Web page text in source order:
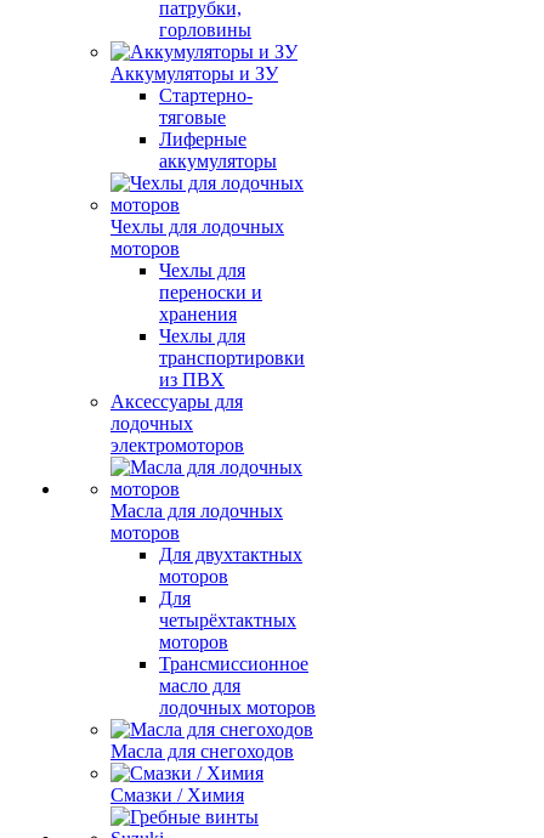
патрубки,
горловины
Аккумуляторы и ЗУ
Стартерно-
тяговые
Лиферные
аккумуляторы
Чехлы для лодочных
моторов
Чехлы для
переноски и
хранения
Чехлы для
транспортировки
из ПВХ
Аксессуары для
лодочных
электромоторов
Масла для лодочных
моторов
Для двухтактных
моторов
Для
четырёхтактных
моторов
Трансмиссионное
масло для
лодочных моторов
Масла для снегоходов
Смазки / Химия